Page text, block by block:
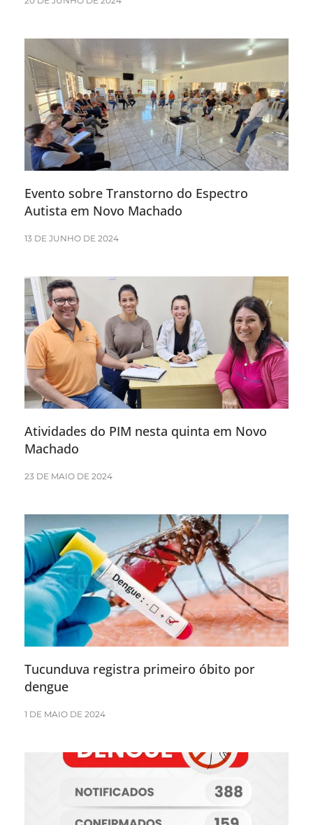
Evento sobre Transtorno do Espectro
Autista em Novo Machado
13 DE JUNHO DE 2024
Atividades do PIM nesta quinta em Novo
Machado
23 DE MAIO DE 2024
Tucunduva registra primeiro óbito por
dengue
1 DE MAIO DE 2024